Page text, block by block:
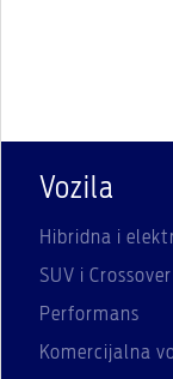
Vozila
Hibridna i
SUV i Crossover
Performans
Komercijalna